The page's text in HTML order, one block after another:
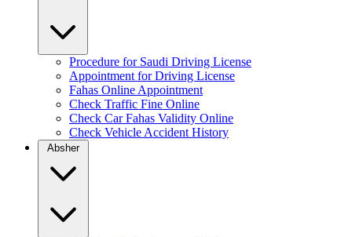
Procedure for Saudi Driving License
Appointment for Driving License
Fahas Online Appointment
Check Traffic Fine Online
Check Car Fahas Validity Online
Check Vehicle Accident History
Absher